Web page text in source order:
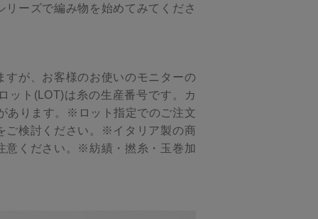
ーズで編み物を始めてみてくださ
が、お客様のお使いのモニターの
ット(LOT)は糸の生産番号です。カ
あります。※ロット指定でのご注文
ご検討ください。※イタリア製の商
意ください。※紡績・撚糸・玉巻加